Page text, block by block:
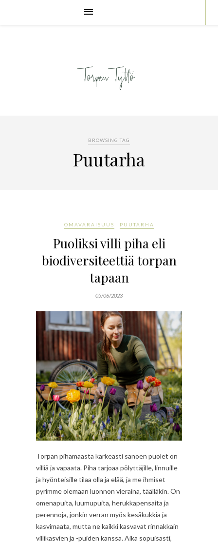
BROWSING TAG
Puutarha
OMAVARAISUUS PUUTARHA
Puoliksi villi piha eli
biodiversiteettiä torpan
tapaan
05/06/2023
Torpan pihamaasta karkeasti sanoen puolet on
villiä ja vapaata. Piha tarjoaa pölyttäjille, linnuille
ja hyönteisille tilaa olla ja elää, ja me ihmiset
pyrimme olemaan luonnon vieraina, täälläkin. On
omenapuita, luumupuita, herukkapensaita ja
perennoja, jonkin verran myös kesäkukkia ja
kasvimaata, mutta ne kaikki kasvavat rinnakkain
villikasvien ja -puiden kanssa. Aika sopuisasti,